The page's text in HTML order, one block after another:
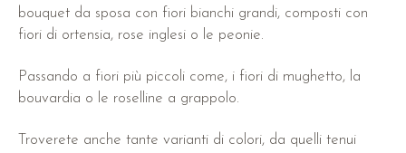
bouquet da sposa con fiori bianchi grandi, composti con
fiori di ortensia, rose inglesi o le peonie.
Passando a fiori più piccoli come, i fiori di mughetto, la
bouvardia o le roselline a grappolo.
Troverete anche tante varianti di colori, da quelli tenui